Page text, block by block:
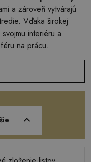
a zároveň vytvárajú
Vďaka širokej
interiéru a
na prácu.